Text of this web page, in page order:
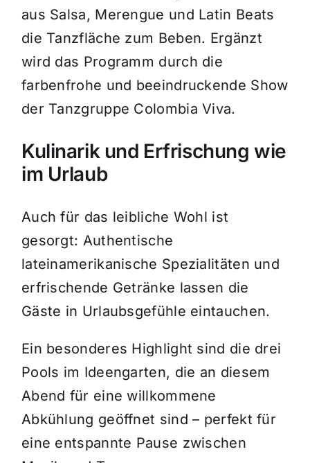
aus Salsa, Merengue und Latin Beats
die Tanzfläche zum Beben. Ergänzt
wird das Programm durch die
farbenfrohe und beeindruckende Show
der Tanzgruppe Colombia Viva.
Kulinarik und Erfrischung wie
im Urlaub
Auch für das leibliche Wohl ist
gesorgt: Authentische
lateinamerikanische Spezialitäten und
erfrischende Getränke lassen die
Gäste in Urlaubsgefühle eintauchen.
Ein besonderes Highlight sind die drei
Pools im Ideengarten, die an diesem
Abend für eine willkommene
Abkühlung geöffnet sind – perfekt für
eine entspannte Pause zwischen